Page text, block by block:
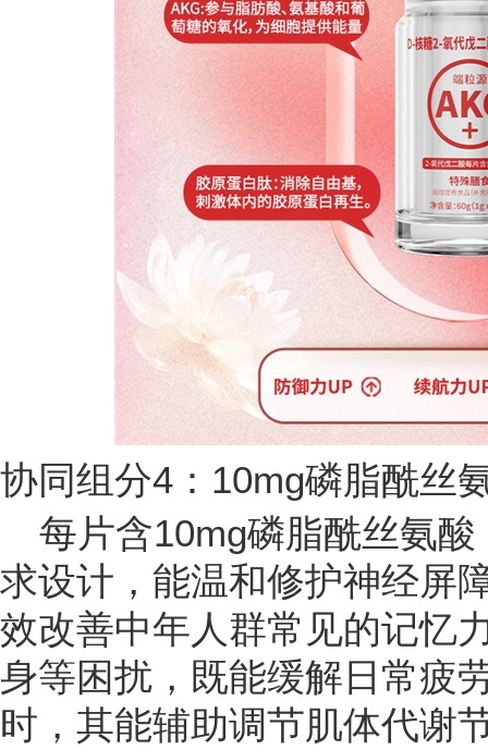
协同组分4：10mg磷脂酰丝
每片含10mg磷脂酰丝氨
求设计，能温和修护神经屏
效改善中年人群常见的记忆
身等困扰，既能缓解日常疲
时，其能辅助调节肌体代谢